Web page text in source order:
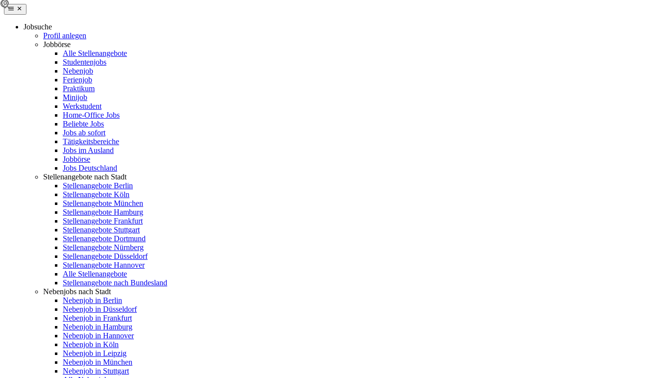
Jobsuche
Profil anlegen
Jobbörse
Alle Stellenangebote
Studentenjobs
Nebenjob
Ferienjob
Praktikum
Minijob
Werkstudent
Home-Office Jobs
Beliebte Jobs
Jobs ab sofort
Tätigkeitsbereiche
Jobs im Ausland
Jobbörse
Jobs Deutschland
Stellenangebote nach Stadt
Stellenangebote Berlin
Stellenangebote Köln
Stellenangebote München
Stellenangebote Hamburg
Stellenangebote Frankfurt
Stellenangebote Stuttgart
Stellenangebote Dortmund
Stellenangebote Nürnberg
Stellenangebote Düsseldorf
Stellenangebote Hannover
Alle Stellenangebote
Stellenangebote nach Bundesland
Nebenjobs nach Stadt
Nebenjob in Berlin
Nebenjob in Düsseldorf
Nebenjob in Frankfurt
Nebenjob in Hamburg
Nebenjob in Hannover
Nebenjob in Köln
Nebenjob in Leipzig
Nebenjob in München
Nebenjob in Stuttgart